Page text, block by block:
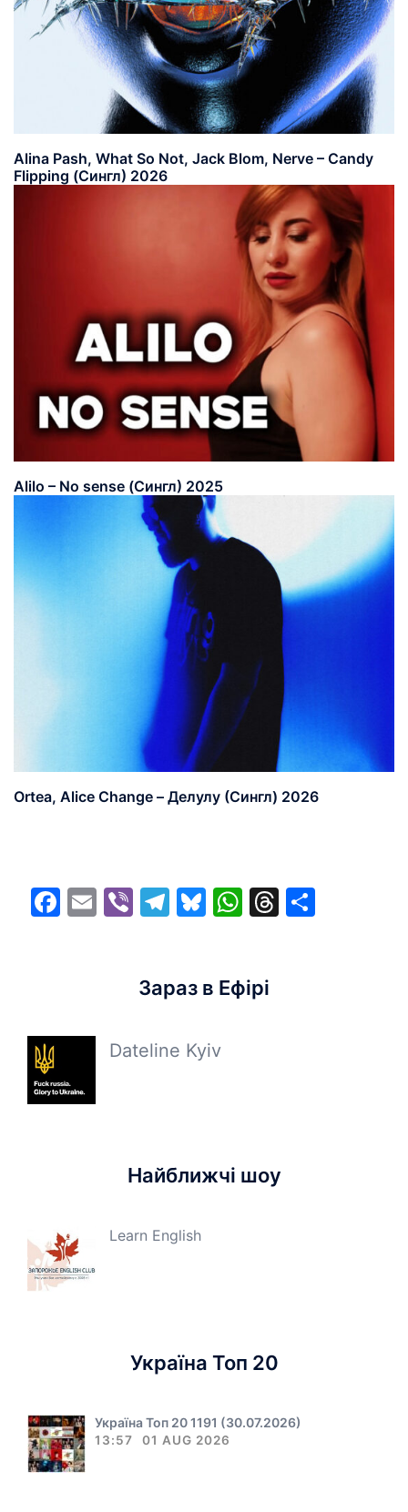
Alina Pash, What So Not, Jack Blom, Nerve – Candy
Flipping (Сингл) 2026
Alilo – No sense (Сингл) 2025
Ortea, Alice Change – Делулу (Сингл) 2026
Facebook
EmailViberTelegram
Bluesky
WhatsApp
Threads
Зараз в Ефірі
Dateline Kyiv
Найближчі шоу
Learn English
Україна Топ 20
Україна Топ 20 1191 (30.07.2026)
13:57 01 AUG 2026